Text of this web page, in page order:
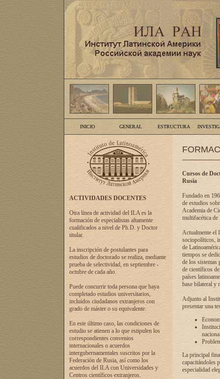
INICIO GENERAL ESTRUCTURA
ACTIVIDADES DOCENTES
Otra línea de actividad del ILA es la
formación de especialistas altamente
cualificados a nivel de Ph.D. y Doctor
titular.
La inscripción de postulantes para
estudios de doctorado se realiza, mediante
prueba de selectividad, en septiembre -
octubre de cada año.
Puede concurrir toda persona que haya
completado estudios universitarios,
incluidos ciudadanos extranjeros con
grado de máster o su equivalente.
En este último caso, las condiciones de
estudio se atienen a lo que estipulen los
correspondientes convenios
internacionales o acuerdos
intergubernamentales suscritos por la
Federación de Rusia, así como los
acuerdos del ILA con Universidades y
Centros científicos extranjeros.
Cursos de
Rusia
Fundado en
de estudios
Academia de
multifacética de
Actualmente el
sociopolíticos,
de
tiempos se
de los sistemas
de científicos
países
base bilateral y
Adjunto al
presentar una
La principal
capacitándoles
especialidad